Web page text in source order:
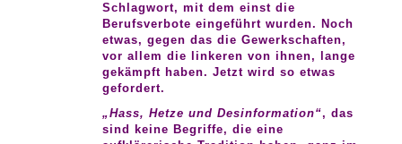
Schlagwort, mit dem einst die
Berufsverbote eingeführt wurden. Noch
etwas, gegen das die Gewerkschaften,
vor allem die linkeren von ihnen, lange
gekämpft haben. Jetzt wird so etwas
gefordert.
„Hass, Hetze und Desinformation“, das
sind keine Begriffe, die eine